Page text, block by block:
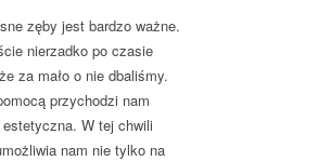
zęby jest bardzo ważne.
nierzadko po czasie
za mało o nie dbaliśmy.
przychodzi nam
W tej chwili
nam nie tylko na